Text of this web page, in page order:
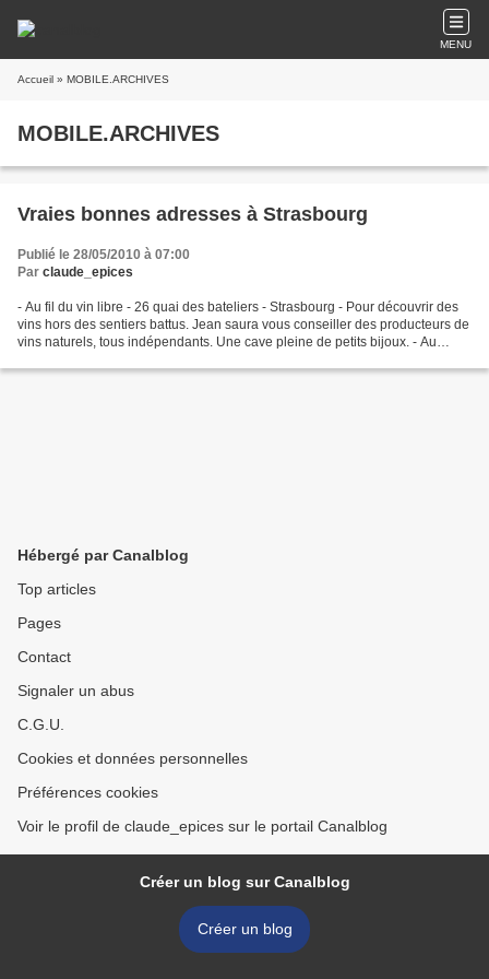
MENU
Accueil » MOBILE.ARCHIVES
MOBILE.ARCHIVES
Vraies bonnes adresses à Strasbourg
Publié le 28/05/2010 à 07:00
Par claude_epices
- Au fil du vin libre - 26 quai des bateliers - Strasbourg - Pour découvrir des
vins hors des sentiers battus. Jean saura vous conseiller des producteurs de
vins naturels, tous indépendants. Une cave pleine de petits bijoux. - Au
Hébergé par Canalblog
Top articles
Pages
Contact
Signaler un abus
C.G.U.
Cookies et données personnelles
Préférences cookies
Voir le profil de claude_epices sur le portail Canalblog
Créer un blog sur Canalblog
Créer un blog